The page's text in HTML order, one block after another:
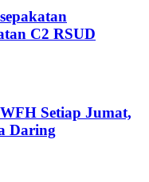
C2 RSUD
Setiap Jumat,
Daring